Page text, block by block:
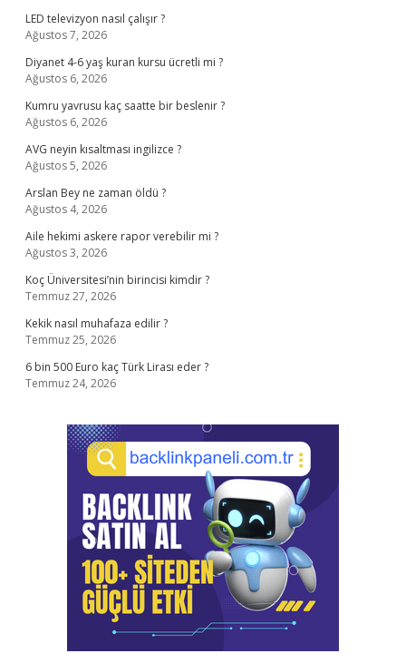
LED televizyon nasıl çalışır ?
Ağustos 7, 2026
Diyanet 4-6 yaş kuran kursu ücretli mi ?
Ağustos 6, 2026
Kumru yavrusu kaç saatte bir beslenir ?
Ağustos 6, 2026
AVG neyin kısaltması ingilizce ?
Ağustos 5, 2026
Arslan Bey ne zaman öldü ?
Ağustos 4, 2026
Aile hekimi askere rapor verebilir mi ?
Ağustos 3, 2026
Koç Üniversitesi’nin birincisi kimdir ?
Temmuz 27, 2026
Kekik nasıl muhafaza edilir ?
Temmuz 25, 2026
6 bin 500 Euro kaç Türk Lirası eder ?
Temmuz 24, 2026